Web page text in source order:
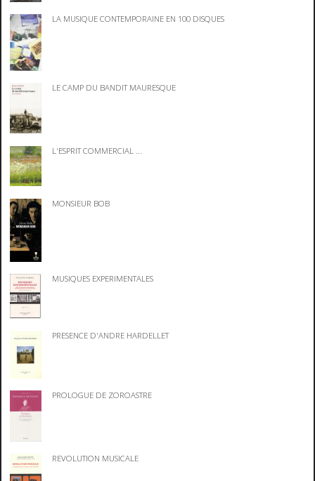
LA MUSIQUE CONTEMPORAINE EN 100 DISQUES
LE CAMP DU BANDIT MAURESQUE
L'ESPRIT COMMERCIAL ...
MONSIEUR BOB
MUSIQUES EXPERIMENTALES
PRESENCE D'ANDRE HARDELLET
PROLOGUE DE ZOROASTRE
REVOLUTION MUSICALE